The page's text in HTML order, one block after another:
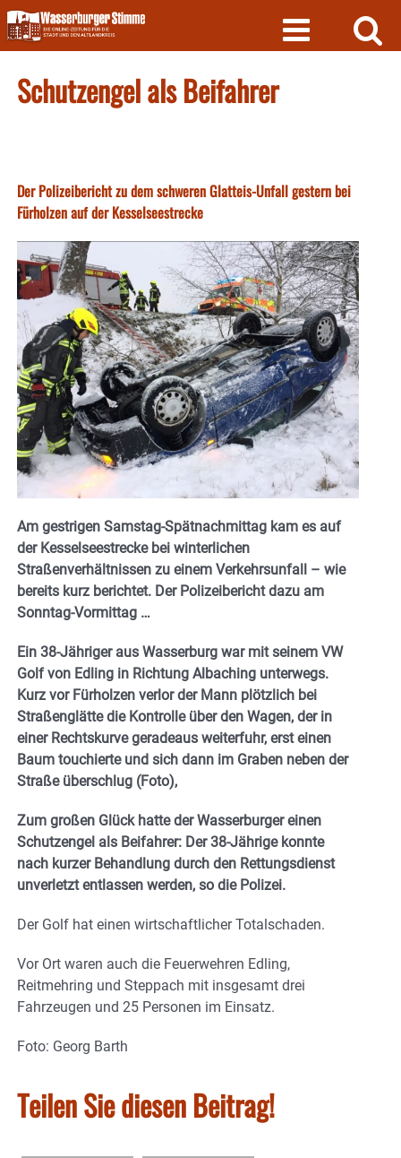
Skip
to
content
Schutzengel als Beifahrer
Der Polizeibericht zu dem schweren Glatteis-Unfall gestern bei
Fürholzen auf der Kesselseestrecke
Am gestrigen Samstag-Spätnachmittag kam es auf
der Kesselseestrecke bei winterlichen
Straßenverhältnissen zu einem Verkehrsunfall – wie
bereits kurz berichtet. Der Polizeibericht dazu am
Sonntag-Vormittag …
Ein 38-Jähriger aus Wasserburg war mit seinem VW
Golf von Edling in Richtung Albaching unterwegs.
Kurz vor Fürholzen verlor der Mann plötzlich bei
Straßenglätte die Kontrolle über den Wagen, der in
einer Rechtskurve geradeaus weiterfuhr, erst einen
Baum touchierte und sich dann im Graben neben der
Straße überschlug (Foto),
Zum großen Glück hatte der Wasserburger einen
Schutzengel als Beifahrer: Der 38-Jährige konnte
nach kurzer Behandlung durch den Rettungsdienst
unverletzt entlassen werden, so die Polizei.
Der Golf hat einen wirtschaftlicher Totalschaden.
Vor Ort waren auch die Feuerwehren Edling,
Reitmehring und Steppach mit insgesamt drei
Fahrzeugen und 25 Personen im Einsatz.
Foto: Georg Barth
Teilen Sie diesen Beitrag!